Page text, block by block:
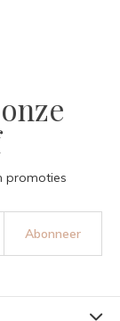
promoties
Abonneer